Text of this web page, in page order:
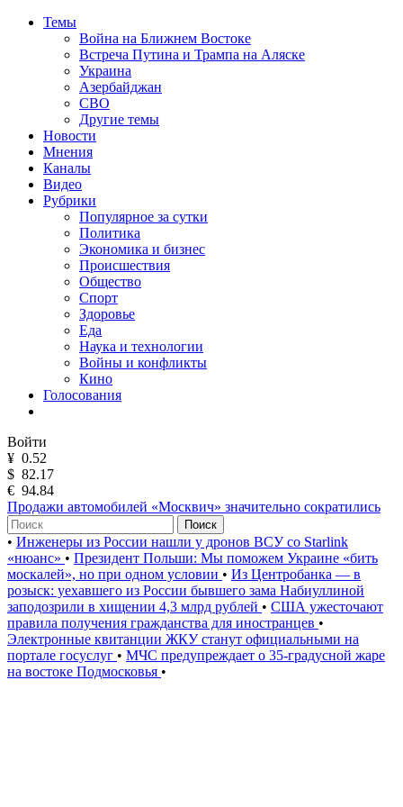
Темы
Война на Ближнем Востоке
Встреча Путина и Трампа на Аляске
Украина
Азербайджан
СВО
Другие темы
Новости
Мнения
Каналы
Видео
Рубрики
Популярное за сутки
Политика
Экономика и бизнес
Происшествия
Общество
Спорт
Здоровье
Еда
Наука и технологии
Войны и конфликты
Кино
Голосования
Войти
¥ 0.52
$ 82.17
€ 94.84
Продажи автомобилей «Москвич» значительно сократились
Поиск
• Инженеры из России нашли у дронов ВСУ со Starlink
«нюанс» • Президент Польши: Мы поможем Украине «бить
москалей», но при одном условии • Из Центробанка — в
розыск: уехавшего из России бывшего зама Набиуллиной
заподозрили в хищении 4,3 млрд рублей • США ужесточают
правила получения гражданства для иностранцев •
Электронные квитанции ЖКУ станут официальными на
портале госуслуг • МЧС предупреждает о 35-градусной жаре
на востоке Подмосковья •